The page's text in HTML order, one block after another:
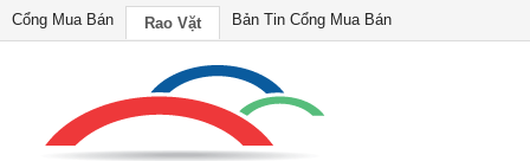
Cổng Mua Bán Rao Vặt Bản Tin Cổng Mua Bán